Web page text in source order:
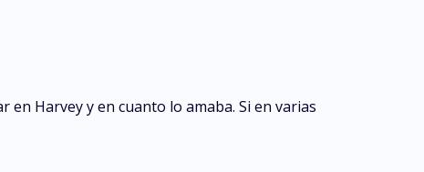
Harvey y en cuanto lo amaba. Si en varias